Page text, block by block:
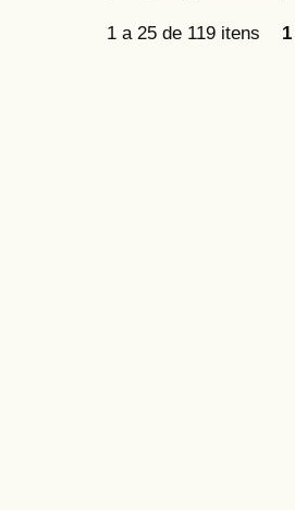
1 a 25 de 119 itens 1